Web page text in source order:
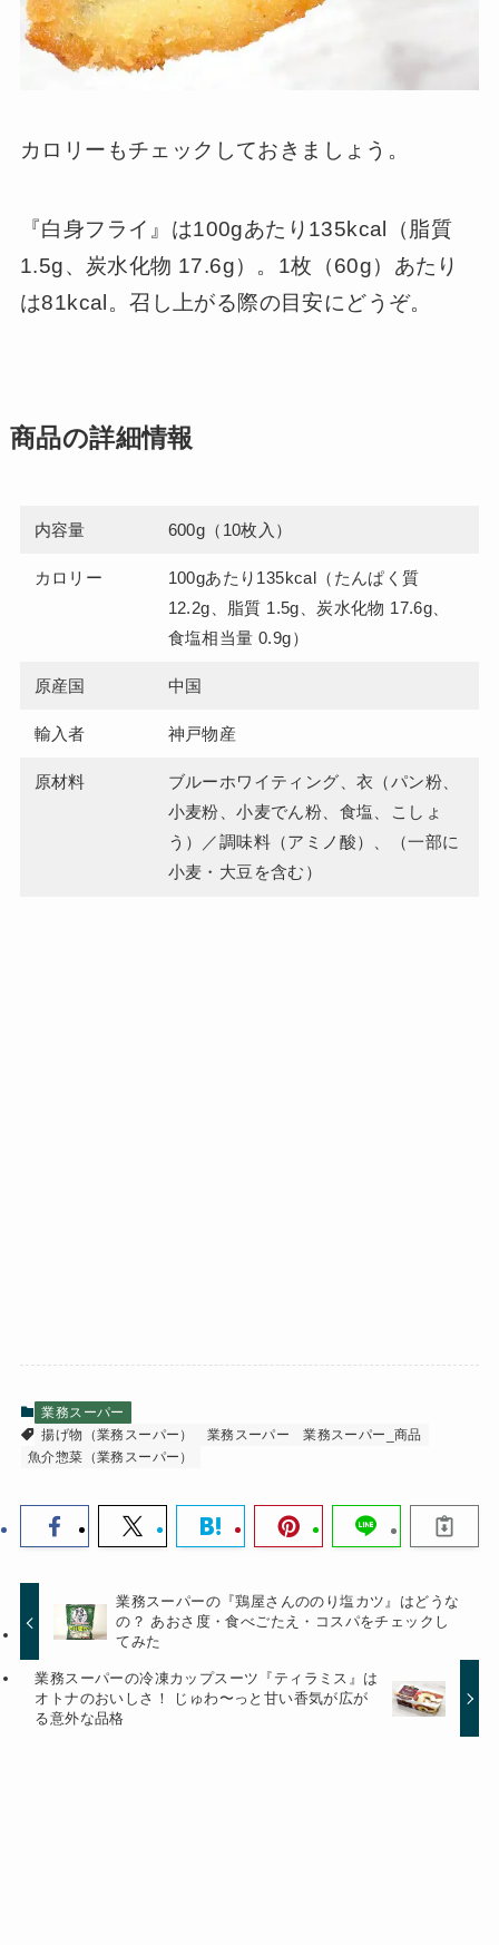
カロリーもチェックしておきましょう。
『白身フライ』は100gあたり135kcal（脂質
1.5g、炭水化物 17.6g）。1枚（60g）あたり
は81kcal。召し上がる際の目安にどうぞ。
商品の詳細情報
内容量 600g（10枚入）
カロリー
100gあたり135kcal（たんぱく質
12.2g、脂質 1.5g、炭水化物 17.6g、
食塩相当量 0.9g）
原産国 中国
輸入者 神戸物産
原材料
ブルーホワイティング、衣（パン粉、
小麦粉、小麦でん粉、食塩、こしょ
う）／調味料（アミノ酸）、（一部に
小麦・大豆を含む）
業務スーパー
揚げ物（業務スーパー）
業務スーパー
業務スーパー_商品
魚介惣菜（業務スーパー）
業務スーパーの『鶏屋さんののり塩カツ』はどうな
の？ あおさ度・食べごたえ・コスパをチェックし
てみた
業務スーパーの冷凍カップスーツ『ティラミス』は
オトナのおいしさ！ じゅわ〜っと甘い香気が広が
る意外な品格